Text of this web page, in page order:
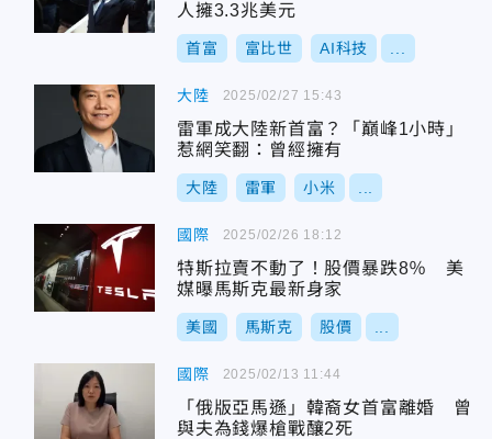
人擁3.3兆美元
首富 富比世 AI科技
大陸
雷軍成大陸新首富？「巔峰1小時」
惹網笑翻：曾經擁有
大陸 雷軍 小米
2025/02/27 15:43
國際
特斯拉賣不動了！股價暴跌8％ 美
媒曝馬斯克最新身家
美國 馬斯克 股價
2025/02/26 18:12
國際
「俄版亞馬遜」韓裔女首富離婚 曾
與夫為錢爆槍戰釀2死
2025/02/13 11:44